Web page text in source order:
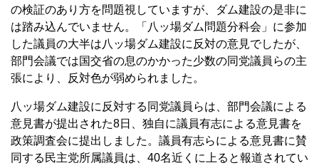
の検証のあり方を問題視していますが、ダム建設の是非に
は踏み込んでいません。「八ッ場ダム問題分科会」に参加
した議員の大半は八ッ場ダム建設に反対の意見でしたが、
部門会議では国交省の息のかかった少数の同党議員らの主
張により、反対色が弱められました。
八ッ場ダム建設に反対する同党議員らは、部門会議による
意見書が提出された8日、独自に議員有志による意見書を
政策調査会に提出しました。議員有志らによる意見書に賛
同する民主党所属議員は、40名近くに上ると報道されてい